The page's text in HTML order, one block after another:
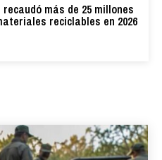
más de 25 millones
reciclables en 2026